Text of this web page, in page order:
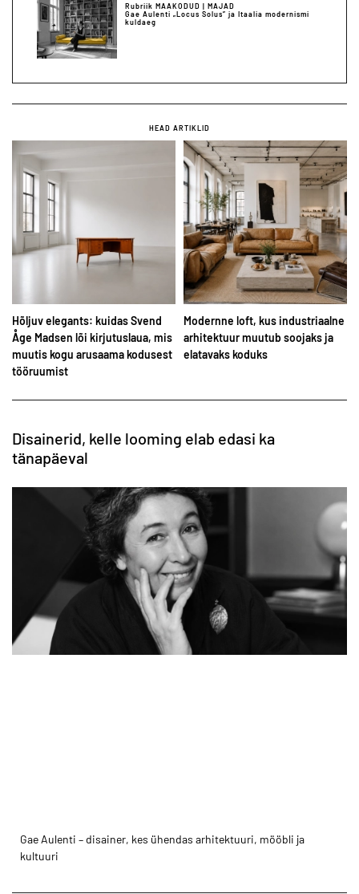
Rubriik MAAKODUD | MAJAD
Gae Aulenti „Locus Solus” ja Itaalia modernismi
kuldaeg
HEAD ARTIKLID
Modernne loft, kus industriaalne
arhitektuur muutub soojaks ja
elatavaks koduks
1970ndate kõige ihaldatum IKEA
tool
Disainerid, kelle looming elab edasi ka
tänapäeval
Charles Eames – disainer, kes muutis modernse mööbli
igapäevaelu osaks